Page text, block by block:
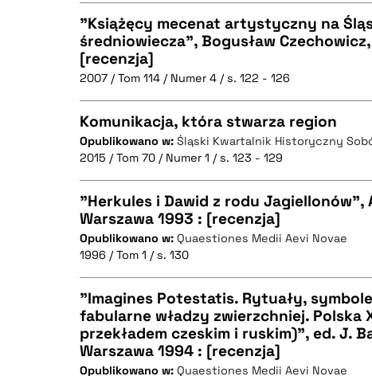
BIBTEX
CZYSTY TEKST
BIBTEX
"Książęcy mecenat artystyczny na
średniowiecza", Bogusław
[recenzja]
2007 / Tom 114 / Numer 4 / s. 122 - 126
CZYSTY TEKST
BIBTEX
Komunikacja, która stwarza region
Opublikowano w: Śląski Kwartalnik Historyczny
2015 / Tom 70 / Numer 1 / s. 123 - 129
CZYSTY TEKST
BIBTEX
"Herkules i Dawid z rodu Jagiellonów",
Warszawa 1993 : [recenzja]
Opublikowano w: Quaestiones Medii Aevi Novae
1996 / Tom 1 / s. 130
CZYSTY TEKST
"Imagines Potestatis. Rytuały,
fabularne władzy zwierzchniej. Polska
przekładem czeskim i ruskim)", ed. J.
Warszawa 1994 : [recenzja]
Opublikowano w: Quaestiones Medii Aevi Novae